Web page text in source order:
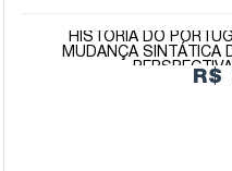
HISTÓRIA DO
MUDANÇA SINTÁTICA
R$